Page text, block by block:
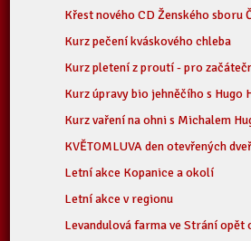
Křest nového CD Ženského sboru
Kurz pečení kváskového chleba
Kurz pletení z proutí - pro
Kurz úpravy bio jehněčího s Hugo
Kurz vaření na ohni s Michalem
KVĚTOMLUVA den otevřených
Letní akce Kopanice a okolí
Letní akce v regionu
Levandulová farma ve Strání opět